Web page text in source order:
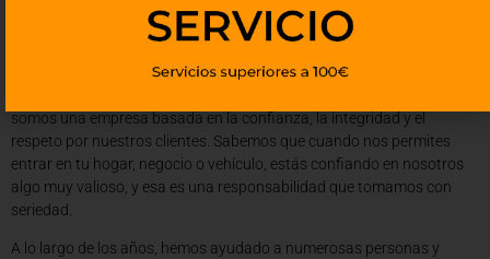
tecnologías de seguridad, lo que nos permite ofrecer soluciones
innovadoras y adaptadas a las necesidades de cada cliente en Sant
somos una empresa basada en la confianza, la integridad y el
respeto por nuestros clientes. Sabemos que cuando nos permites
entrar en tu hogar, negocio o vehículo, estás confiando en nosotros
algo muy valioso, y esa es una responsabilidad que tomamos con
seriedad.
A lo largo de los años, hemos ayudado a numerosas personas y